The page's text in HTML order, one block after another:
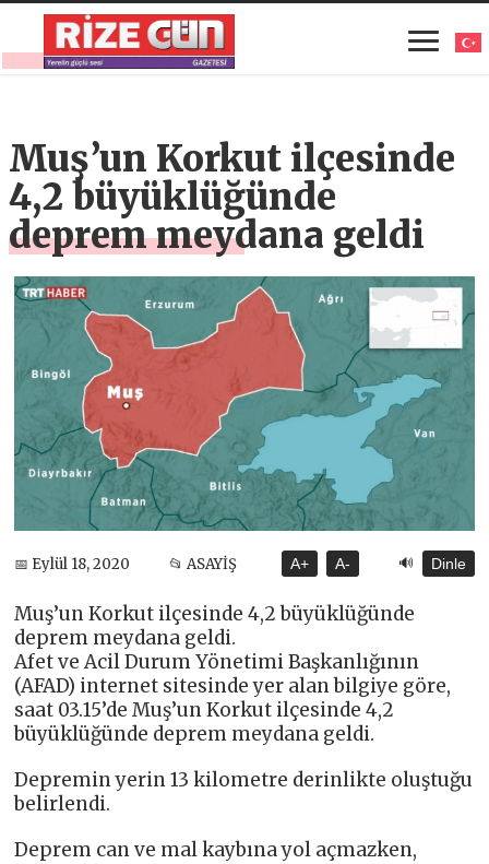
Muş’un Korkut ilçesinde
4,2 büyüklüğünde
deprem meydana geldi
📅 Eylül 18, 2020 📂 ASAYİŞ A+ A- 🔊 Dinle
Muş’un Korkut ilçesinde 4,2 büyüklüğünde
deprem meydana geldi.
Afet ve Acil Durum Yönetimi Başkanlığının
(AFAD) internet sitesinde yer alan bilgiye göre,
saat 03.15’de Muş’un Korkut ilçesinde 4,2
büyüklüğünde deprem meydana geldi.
Depremin yerin 13 kilometre derinlikte oluştuğu
belirlendi.
Deprem can ve mal kaybına yol açmazken,